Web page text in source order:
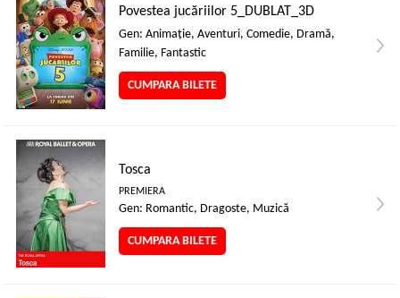
Povestea jucăriilor 5_DUBLAT_3D
Gen: Animaţie, Aventuri, Comedie, Dramă,
Familie, Fantastic
CUMPARA BILETE
Tosca
PREMIERA
Gen: Romantic, Dragoste, Muzică
CUMPARA BILETE